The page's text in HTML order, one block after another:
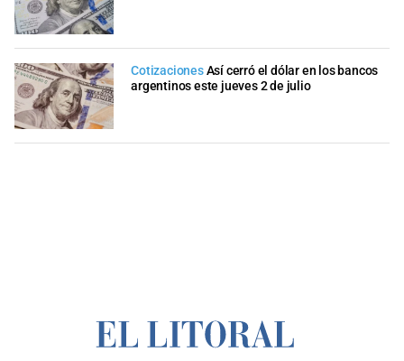
CotizacionesAsí cerró el dólar en los bancos
argentinos este jueves 2 de julio